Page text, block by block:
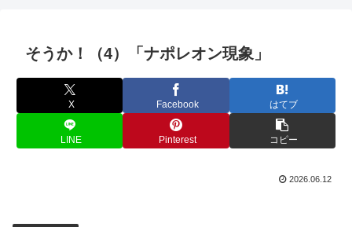
そうか！（4）「ナポレオン現象」
X Facebook はてブ
LINE Pinterest コピー
2026.06.12